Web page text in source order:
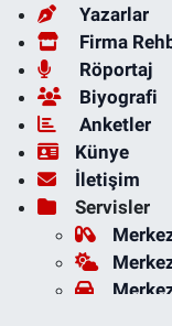
Yazarlar
Firma
Röportaj
Biyografi
Anketler
Künye
İletişim
Servisler